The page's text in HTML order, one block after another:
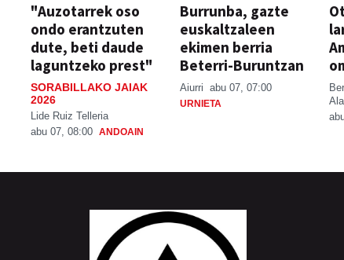
"Auzotarrek oso
ondo erantzuten
dute, beti daude
laguntzeko prest"
SORABILLAKO JAIAK
2026
Lide Ruiz Telleria
abu 07, 08:00 ANDOAIN
Burrunba, gazte
euskaltzaleen
ekimen berria
Beterri-Buruntzan
Aiurri abu 07, 07:00
URNIETA